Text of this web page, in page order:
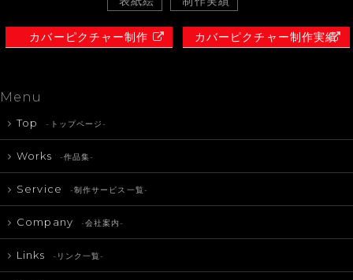
カバーピクチャー制作 カバーピクチャー制作実績
Menu
Top -トップページ-
Works -作品集-
Service -制作サービス一覧-
Company -会社案内-
Links -リンク一覧-